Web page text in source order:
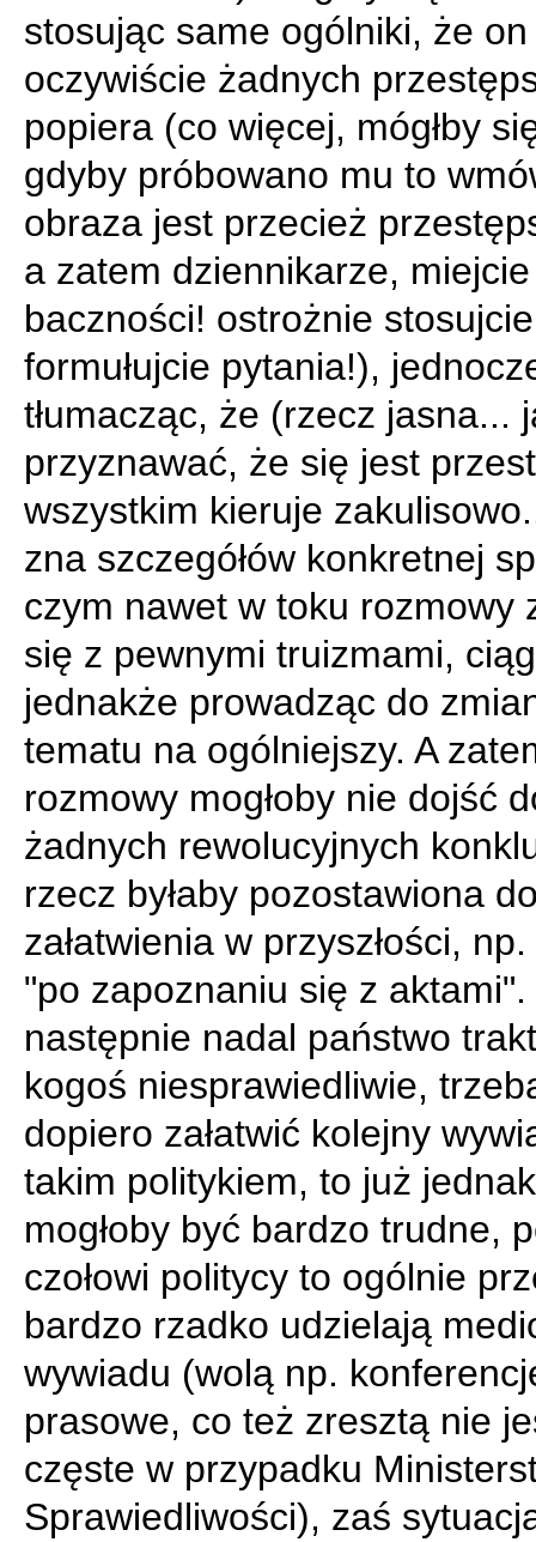
stosując same ogólniki, że on
oczywiście żadnych
popiera (co więcej, mógłby
gdyby próbowano mu to
obraza jest przecież
a zatem dziennikarze,
baczności! ostrożnie stosujcie
formułujcie pytania!),
tłumacząc, że (rzecz jasna...
przyznawać, że się jest
wszystkim kieruje
zna szczegółów konkretnej
czym nawet w toku rozmowy
się z pewnymi truizmami,
jednakże prowadząc do
tematu na ogólniejszy. A
rozmowy mogłoby nie dojść
żadnych rewolucyjnych
rzecz byłaby pozostawiona
załatwienia w przyszłości,
"po zapoznaniu się z
następnie nadal państwo
kogoś niesprawiedliwie,
dopiero załatwić kolejny
takim politykiem, to już
mogłoby być bardzo trudne,
czołowi politycy to ogólnie
bardzo rzadko udzielają
wywiadu (wolą np.
prasowe, co też zresztą nie
częste w przypadku
Sprawiedliwości), zaś